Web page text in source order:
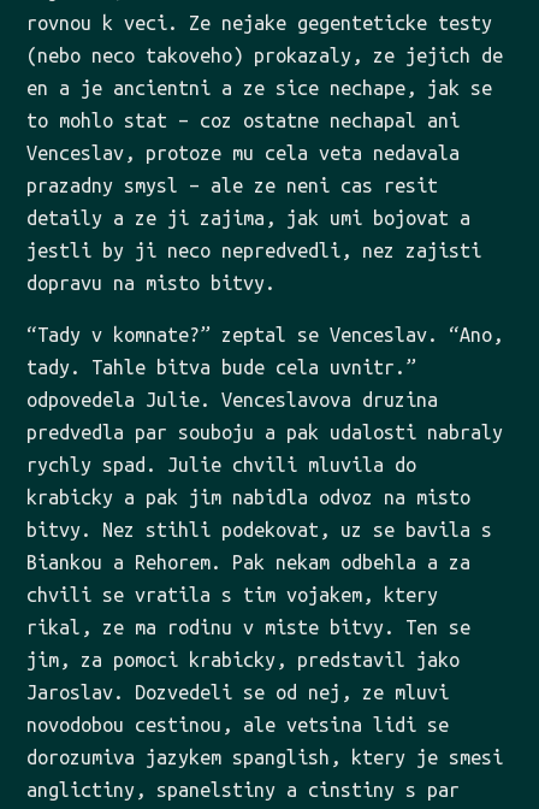
rovnou k veci. Ze nejake gegenteticke testy
(nebo neco takoveho) prokazaly, ze jejich de
en a je ancientni a ze sice nechape, jak se
to mohlo stat – coz ostatne nechapal ani
Venceslav, protoze mu cela veta nedavala
prazadny smysl – ale ze neni cas resit
detaily a ze ji zajima, jak umi bojovat a
jestli by ji neco nepredvedli, nez zajisti
dopravu na misto bitvy.
“Tady v komnate?” zeptal se Venceslav. “Ano,
tady. Tahle bitva bude cela uvnitr.”
odpovedela Julie. Venceslavova druzina
predvedla par souboju a pak udalosti nabraly
rychly spad. Julie chvili mluvila do
krabicky a pak jim nabidla odvoz na misto
bitvy. Nez stihli podekovat, uz se bavila s
Biankou a Rehorem. Pak nekam odbehla a za
chvili se vratila s tim vojakem, ktery
rikal, ze ma rodinu v miste bitvy. Ten se
jim, za pomoci krabicky, predstavil jako
Jaroslav. Dozvedeli se od nej, ze mluvi
novodobou cestinou, ale vetsina lidi se
dorozumiva jazykem spanglish, ktery je smesi
anglictiny, spanelstiny a cinstiny s par